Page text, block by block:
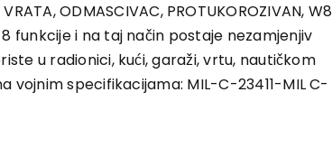
ODMASCIVAC, PROTUKOROZIVAN, W8
funkcije i na taj način postaje nezamjenjiv
u radionici, kući, garaži, vrtu, nautičkom
vojnim specifikacijama: MIL-C-23411-MIL C-